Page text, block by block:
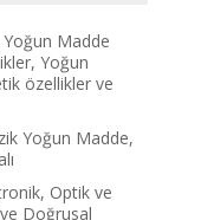
Yoğun Madde
Yoğun
özellikler ve
Yoğun Madde,
Optik ve
Doğrusal